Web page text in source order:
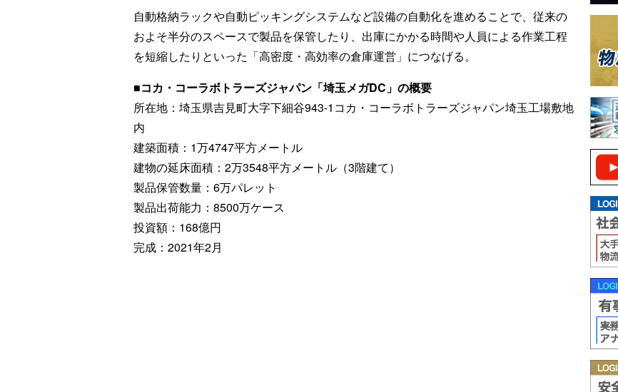
自動格納ラックや自動ピッキングシステムなど設備の自動化を進めることで、従来の
およそ半分のスペースで製品を保管したり、出庫にかかる時間や人員による作業工程
を短縮したりといった「高密度・高効率の倉庫運営」につなげる。
■コカ・コーラボトラーズジャパン「埼玉メガDC」の概要
所在地：埼玉県吉見町大字下細谷943-1コカ・コーラボトラーズジャパン埼玉工場敷地
内
建築面積：1万4747平方メートル
建物の延床面積：2万3548平方メートル（3階建て）
製品保管数量：6万パレット
製品出荷能力：8500万ケース
投資額：168億円
完成：2021年2月